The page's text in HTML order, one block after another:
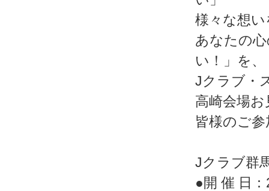
様々な想
あなたの
い！」を、
Jクラブ・
高崎会場
皆様のご
Jクラブ群
●開 催 日